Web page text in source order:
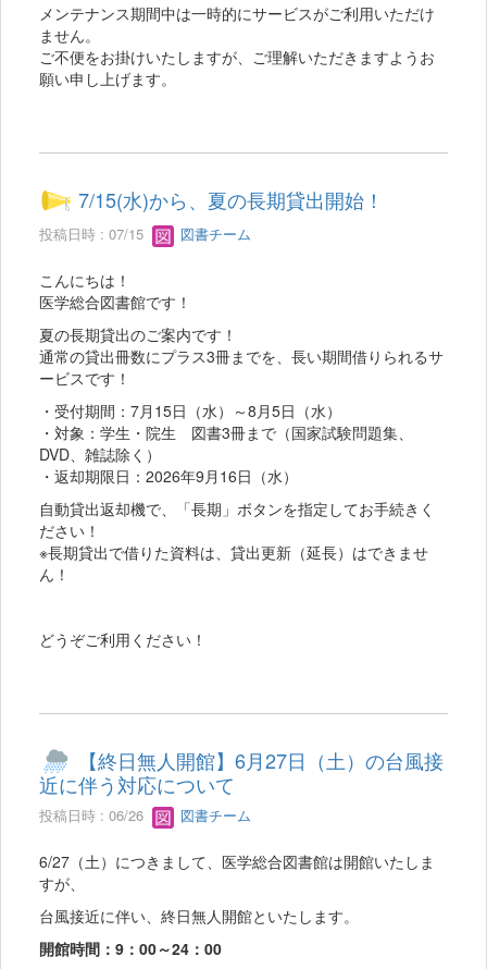
メンテナンス期間中は一時的にサービスがご利用いただけ
ません。
ご不便をお掛けいたしますが、ご理解いただきますようお
願い申し上げます。
7/15(水)から、夏の長期貸出開始！
投稿日時 : 07/15 図書チーム
こんにちは！
医学総合図書館です！
夏の長期貸出のご案内です！
通常の貸出冊数にプラス3冊までを、長い期間借りられるサ
ービスです！
・受付期間：7月15日（水）～8月5日（水）
・対象：学生・院生 図書3冊まで（国家試験問題集、
DVD、雑誌除く）
・返却期限日：2026年9月16日（水）
自動貸出返却機で、「長期」ボタンを指定してお手続きく
ださい！
※長期貸出で借りた資料は、貸出更新（延長）はできませ
ん！
どうぞご利用ください！
【終日無人開館】6月27日（土）の台風接
近に伴う対応について
投稿日時 : 06/26 図書チーム
6/27（土）につきまして、医学総合図書館は開館いたしま
すが、
台風接近に伴い、終日無人開館といたします。
開館時間：9：00～24：00